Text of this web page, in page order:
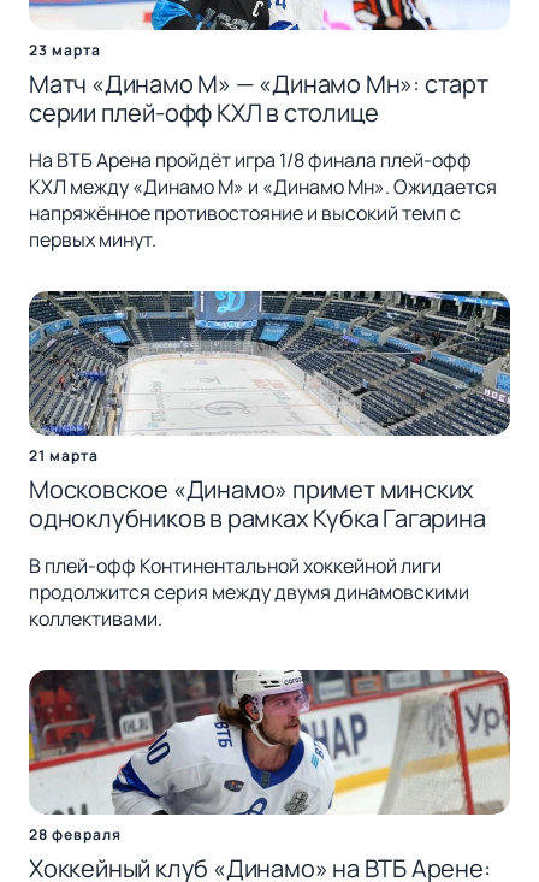
23 марта
Матч «Динамо М» — «Динамо Мн»: старт
серии плей-офф КХЛ в столице
На ВТБ Арена пройдёт игра 1/8 финала плей-офф
КХЛ между «Динамо М» и «Динамо Мн». Ожидается
напряжённое противостояние и высокий темп с
первых минут.
21 марта
Московское «Динамо» примет минских
одноклубников в рамках Кубка Гагарина
В плей-офф Континентальной хоккейной лиги
продолжится серия между двумя динамовскими
коллективами.
28 февраля
Хоккейный клуб «Динамо» на ВТБ Арене: